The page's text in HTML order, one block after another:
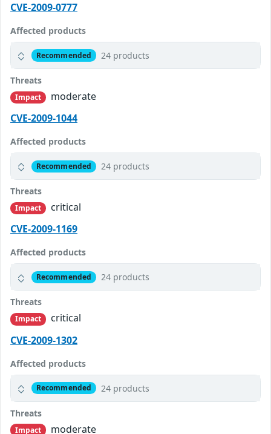
CVE-2009-0777
Affected products
Recommended 24 products
Threats
Impact
moderate
CVE-2009-1044
Affected products
Recommended 24 products
Threats
Impact
critical
CVE-2009-1169
Affected products
Recommended 24 products
Threats
Impact
critical
CVE-2009-1302
Affected products
Recommended 24 products
Threats
Impact
moderate